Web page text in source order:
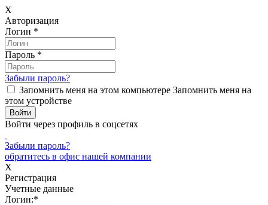
X
Авторизация
Логин *
Пароль *
Забыли пароль?
Запомнить меня на этом компьютере Запомнить меня на
этом устройстве
Войти через профиль в соцсетях
Забыли пароль?
обратитесь в офис нашей компании
X
Регистрация
Учетные данные
Логин:*